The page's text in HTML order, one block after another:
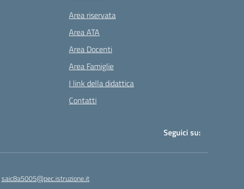
Area riservata
Area ATA
Area Docenti
Area Famiglie
I link della didattica
Contatti
Seguici su:
saic8a5005@pec.istruzione.it